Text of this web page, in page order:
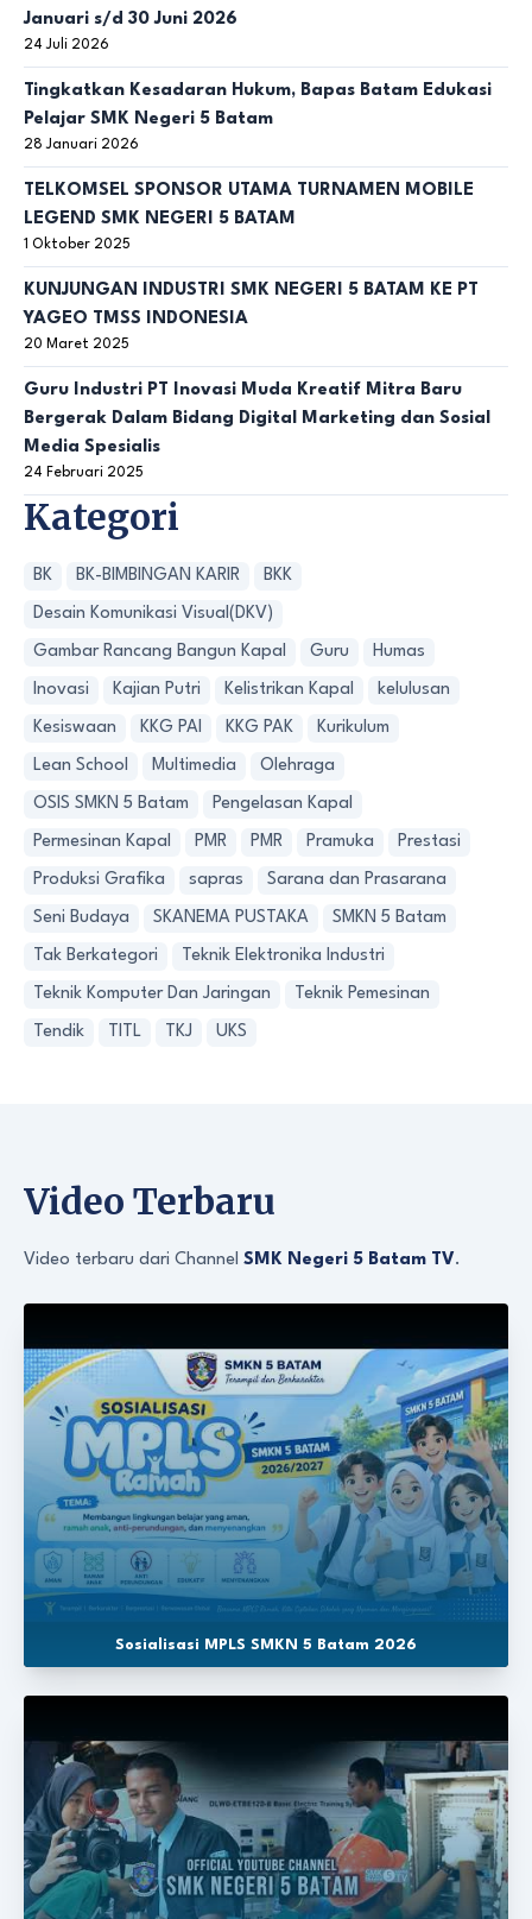
Januari s/d 30 Juni 2026
24 Juli 2026
Tingkatkan Kesadaran Hukum, Bapas Batam Edukasi
Pelajar SMK Negeri 5 Batam
28 Januari 2026
TELKOMSEL SPONSOR UTAMA TURNAMEN MOBILE
LEGEND SMK NEGERI 5 BATAM
1 Oktober 2025
KUNJUNGAN INDUSTRI SMK NEGERI 5 BATAM KE PT
YAGEO TMSS INDONESIA
20 Maret 2025
Guru Industri PT Inovasi Muda Kreatif Mitra Baru
Bergerak Dalam Bidang Digital Marketing dan Sosial
Media Spesialis
24 Februari 2025
Kategori
BK BK-BIMBINGAN KARIR BKK
Desain Komunikasi Visual(DKV)
Gambar Rancang Bangun Kapal Guru Humas
Inovasi Kajian Putri Kelistrikan Kapal kelulusan
Kesiswaan KKG PAI KKG PAK Kurikulum
Lean School Multimedia Olehraga
OSIS SMKN 5 Batam Pengelasan Kapal
Permesinan Kapal PMR PMR Pramuka Prestasi
Produksi Grafika sapras Sarana dan Prasarana
Seni Budaya SKANEMA PUSTAKA SMKN 5 Batam
Tak Berkategori Teknik Elektronika Industri
Teknik Komputer Dan Jaringan Teknik Pemesinan
Tendik TITL TKJ UKS
Video Terbaru
Video terbaru dari Channel SMK Negeri 5 Batam TV.
Sosialisasi MPLS SMKN 5 Batam 2026